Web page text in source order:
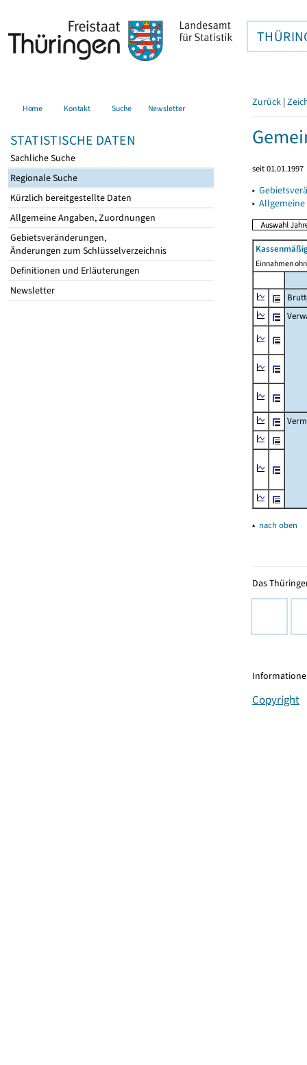
Home Kontakt Suche Newsletter
STATISTISCHE DATEN
Sachliche Suche
Regionale Suche
Kürzlich bereitgestellte Daten
Allgemeine Angaben, Zuordnungen
Gebietsveränderungen,
Änderungen zum Schlüsselverzeichnis
Definitionen und Erläuterungen
Newsletter
Zurück |
seit 01.01.1997
▸
▸
Einnahmen
▴ nach oben
Das
Copyright